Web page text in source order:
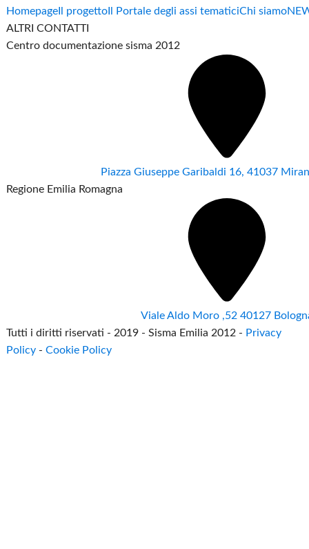
Homepage Il progetto Il Portale degli assi tematiciChi siamo
ALTRI CONTATTI
Centro documentazione sisma 2012
Piazza Giuseppe Garibaldi 16, 41037
Regione Emilia Romagna
Viale Aldo Moro ,52 40127
Tutti i diritti riservati - 2019 - Sisma Emilia 2012 - Privacy
Policy -Cookie Policy